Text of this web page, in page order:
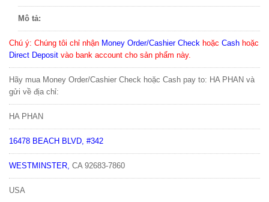
Mô tả:
Chú ý: Chúng tôi chỉ nhận Money Order/Cashier Check hoặc Cash hoặc
Direct Deposit vào bank account cho sản phẩm này.
Hãy mua Money Order/Cashier Check hoặc Cash pay to: HA PHAN và
gửi về địa chỉ:
HA PHAN
16478 BEACH BLVD, #342
WESTMINSTER, CA 92683-7860
USA